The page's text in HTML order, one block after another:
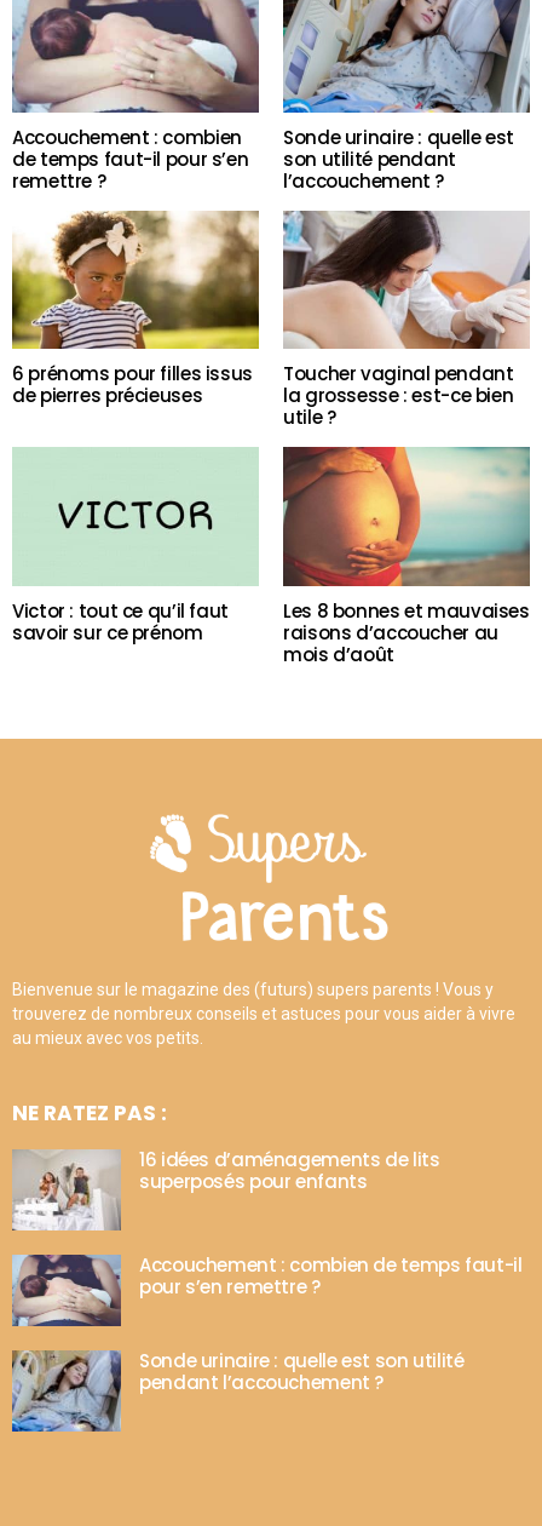
Accouchement : combien
de temps faut-il pour s’en
remettre ?
Sonde urinaire : quelle est
son utilité pendant
l’accouchement ?
6 prénoms pour filles issus
de pierres précieuses
Toucher vaginal pendant
la grossesse : est-ce bien
utile ?
Victor : tout ce qu’il faut
savoir sur ce prénom
Les 8 bonnes et mauvaises
raisons d’accoucher au
mois d’août
Bienvenue sur le magazine des (futurs) supers parents ! Vous y
trouverez de nombreux conseils et astuces pour vous aider à vivre
au mieux avec vos petits.
NE RATEZ PAS :
16 idées d’aménagements de lits
superposés pour enfants
Accouchement : combien de temps faut-il
pour s’en remettre ?
Sonde urinaire : quelle est son utilité
pendant l’accouchement ?